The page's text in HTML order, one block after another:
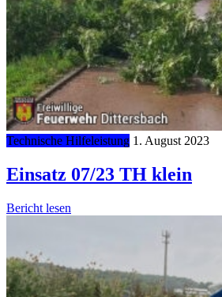
Technische Hilfeleistung 1. August 2023
Einsatz 07/23 TH klein
Bericht lesen